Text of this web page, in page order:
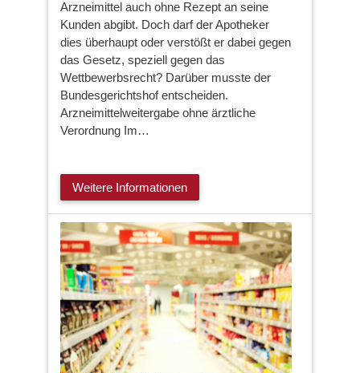
Arzneimittel auch ohne Rezept an seine
Kunden abgibt. Doch darf der Apotheker
dies überhaupt oder verstößt er dabei gegen
das Gesetz, speziell gegen das
Wettbewerbsrecht? Darüber musste der
Bundesgerichtshof entscheiden.
Arzneimittelweitergabe ohne ärztliche
Verordnung Im…
Weitere Informationen